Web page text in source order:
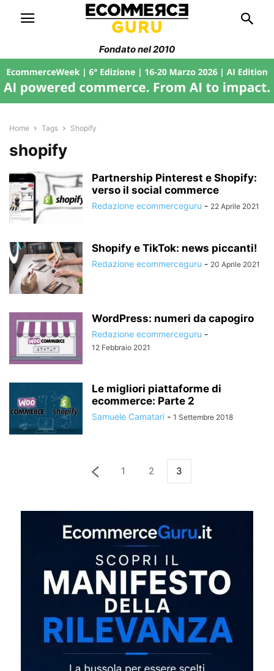
Fondato nel 2010
Home Tags Shopify
shopify
Partnership Pinterest e Shopify:
verso il social commerce
Redazione ecommerceguru - 22 Aprile 2021
Shopify e TikTok: news piccanti!
Redazione ecommerceguru - 20 Aprile 2021
WordPress: numeri da capogiro
Redazione ecommerceguru -
12 Febbraio 2021
Le migliori piattaforme di
ecommerce: Parte 2
Samuele Camatari - 1 Settembre 2018
1 2 3